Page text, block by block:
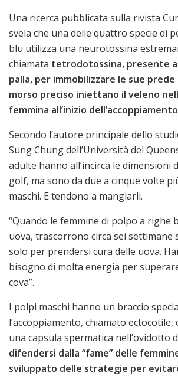
Una ricerca pubblicata sulla rivista
svela che una delle quattro specie di
blu utilizza una neurotossina
chiamata tetrodotossina, presente
palla, per immobilizzare le sue prede
morso preciso iniettano il veleno
femmina all’inizio
Secondo l’autore principale dello
Sung Chung dell’Università del
adulte hanno all’incirca le dimensioni
golf, ma sono da due a cinque volte
maschi. E tendono a mangiarli.
“Quando le femmine di polpo a righe
uova, trascorrono circa sei settimane
solo per prendersi cura delle uova.
bisogno di molta energia per
cova”.
I polpi maschi hanno un braccio
l’accoppiamento, chiamato ectocotile,
una capsula spermatica nell’ovidotto
difendersi dalla “fame” delle
sviluppato delle strategie per